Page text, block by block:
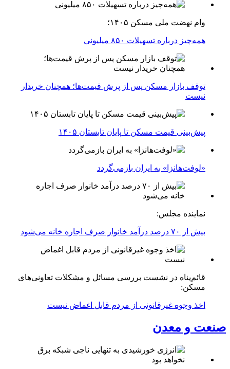
وام نهضت ملی مسکن ۱۴۰۵؛
همه‌چیز درباره تسهیلات ۸۵۰ میلیونی
توقف بازار مسکن پس از پرش قیمت‌ها؛ همچنان خریدار
نیست
پیش‌بینی قیمت مسکن تا پایان تابستان ۱۴۰۵
«لوفت‌هانزا» به ایران بازمی‌گردد
نماینده مجلس:
بیش از ۷۰ درصد درآمد خانوار صرف اجاره خانه می‌شود
قائم‌پناه در نشست بررسی مسائل و مشکلات تعاونی‌های
مسکن:
اخذ وجوه غیرقانونی از مردم قابل اغماض نیست
صنعت و معدن